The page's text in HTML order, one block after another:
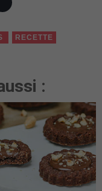
RECETTE
: